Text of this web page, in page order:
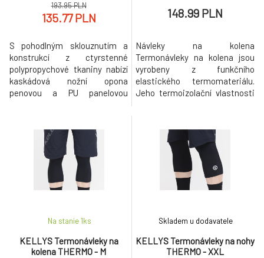
193.95 PLN
135.77 PLN
S pohodlným sklouznutím a
konstrukcí z ctyrstenné
polypropychové tkaniny nabízí
kaskádová nožní opona
penovou a PU panelovou
anatomické uložení, komfort a
odolnost proti
oderu.Vlastnosti: Prosklený
designový ohrívac nohou s
vnitrním povrchem z
mikrovlákna pro vynikající
148.99 PLN
Návleky na kolena
Termonávleky na kolena jsou
vyrobeny z funkčního
elastického termomateriálu.
Jeho termoizolační vlastnosti
poskytují optimální prodyšnost
a kontrolu vlhkosti.
Protiskluzové silikonové
zakončení udržuje návleky ve
správné poloze. Termonávleky
mají reflexní prvky pro zvý
KELLYS Termonávleky na
kolena THERMO - M
Na stanie 1ks
KELLYS Termonávleky na nohy
THERMO - XXL
Skladem u dodavatele